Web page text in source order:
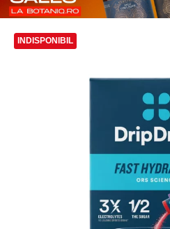
INDISPONIBIL